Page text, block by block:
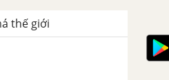
thế giới